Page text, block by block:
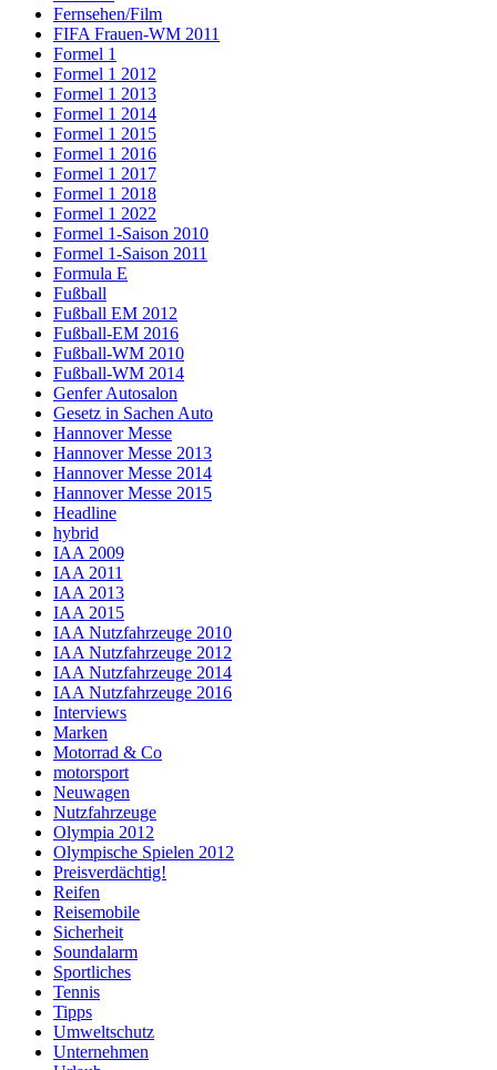
Fernsehen/Film
FIFA Frauen-WM 2011
Formel 1
Formel 1 2012
Formel 1 2013
Formel 1 2014
Formel 1 2015
Formel 1 2016
Formel 1 2017
Formel 1 2018
Formel 1 2022
Formel 1-Saison 2010
Formel 1-Saison 2011
Formula E
Fußball
Fußball EM 2012
Fußball-EM 2016
Fußball-WM 2010
Fußball-WM 2014
Genfer Autosalon
Gesetz in Sachen Auto
Hannover Messe
Hannover Messe 2013
Hannover Messe 2014
Hannover Messe 2015
Headline
hybrid
IAA 2009
IAA 2011
IAA 2013
IAA 2015
IAA Nutzfahrzeuge 2010
IAA Nutzfahrzeuge 2012
IAA Nutzfahrzeuge 2014
IAA Nutzfahrzeuge 2016
Interviews
Marken
Motorrad & Co
motorsport
Neuwagen
Nutzfahrzeuge
Olympia 2012
Olympische Spielen 2012
Preisverdächtig!
Reifen
Reisemobile
Sicherheit
Soundalarm
Sportliches
Tennis
Tipps
Umweltschutz
Unternehmen